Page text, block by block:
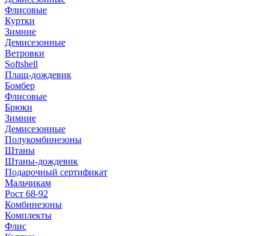
Флисовые
Куртки
Зимние
Демисезонные
Ветровки
Softshell
Плащ-дождевик
Бомбер
Флисовые
Брюки
Зимние
Демисезонные
Полукомбинезоны
Штаны
Штаны-дождевик
Подарочный сертификат
Мальчикам
Рост 68-92
Комбинезоны
Комплекты
Флис